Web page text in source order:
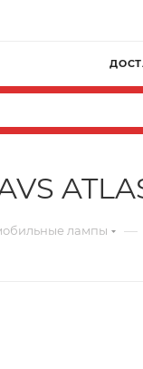
лампы —